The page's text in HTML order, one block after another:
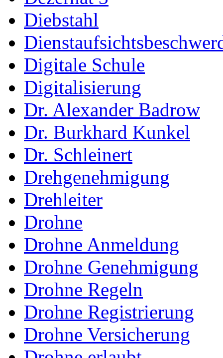
Diebstahl
Digitale Schule
Digitalisierung
Dr. Alexander Badrow
Dr. Burkhard Kunkel
Dr. Schleinert
Drehgenehmigung
Drehleiter
Drohne
Drohne Anmeldung
Drohne Genehmigung
Drohne Regeln
Drohne Registrierung
Drohne Versicherung